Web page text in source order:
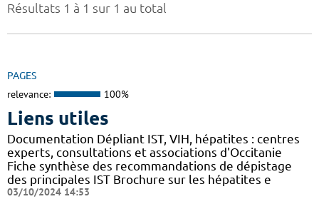
Résultats 1 à 1 sur 1 au total
PAGES
relevance: 100%
Liens utiles
Documentation Dépliant IST, VIH, hépatites : centres
experts, consultations et associations d'Occitanie
Fiche synthèse des recommandations de dépistage
des principales IST Brochure sur les hépatites e
03/10/2024 14:53